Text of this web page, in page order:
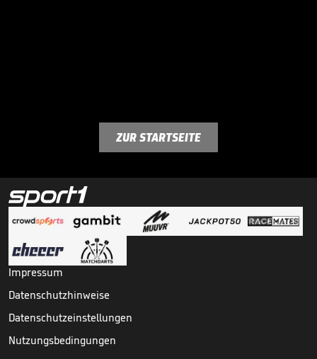
ZUR STARTSEITE
Impressum
Datenschutzhinweise
Datenschutzeinstellungen
Nutzungsbedingungen